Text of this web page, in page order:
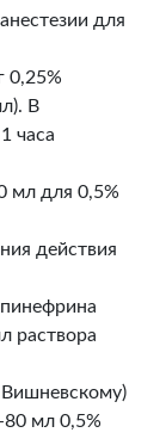
для
0,25%
В
часа
мл для 0,5%
действия
раствора
80 мл 0,5%